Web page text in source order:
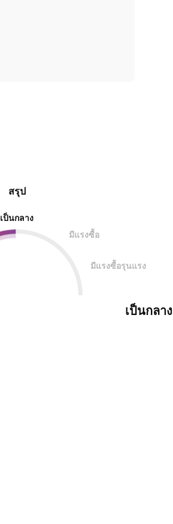
สรุป
เป็นกลาง
มีแรงซื้อ
มีแรงซื้อรุนแรง
เป็นกลาง